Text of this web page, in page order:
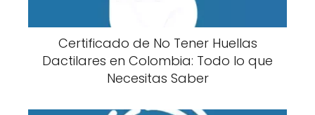
Certificado de No Tener Huellas
Dactilares en Colombia: Todo lo que
Necesitas Saber